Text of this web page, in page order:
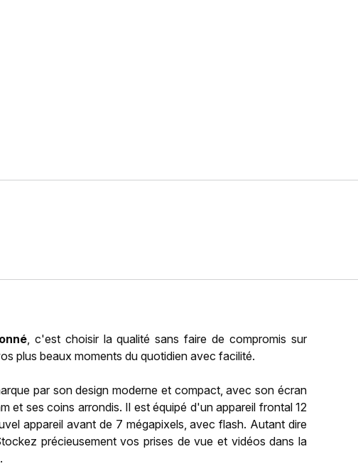
, c'est choisir la qualité sans faire de compromis sur
plus beaux moments du quotidien avec facilité.
par son design moderne et compact, avec son écran
et ses coins arrondis. Il est équipé d'un appareil frontal 12
appareil avant de 7 mégapixels, avec flash. Autant dire
précieusement vos prises de vue et vidéos dans la
.